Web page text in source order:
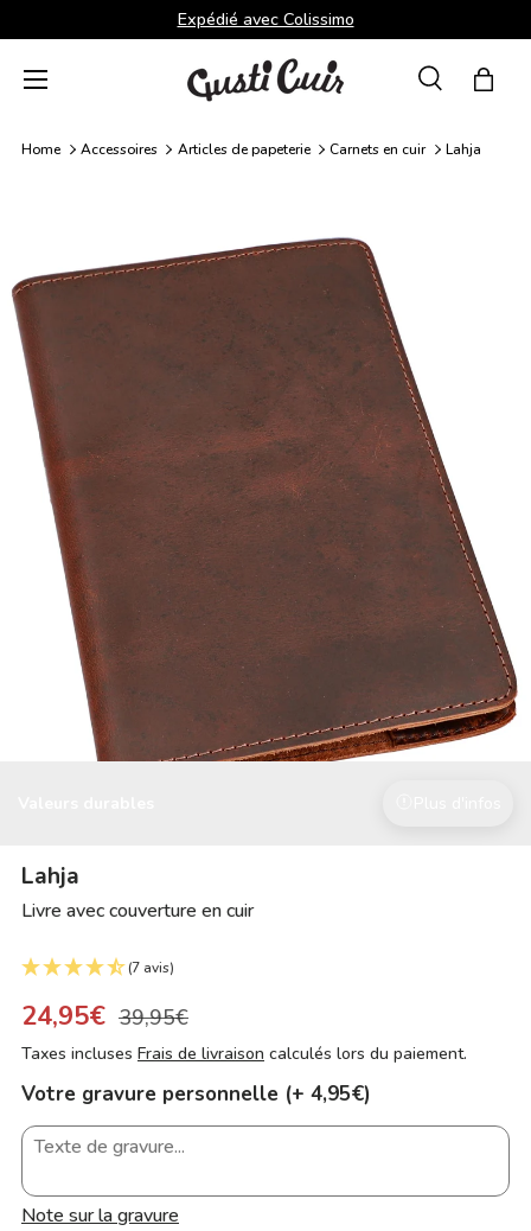
Aller au contenu
Expédié avec Colissimo
Recherche
Menu
Home Accessoires Articles de papeterie Carnets en cuir Lahja
Lahja
Livre avec couverture en cuir
(7 avis)
24,95€ 39,95€
Taxes incluses Frais de livraison calculés lors du paiement.
Votre gravure personnelle (+ 4,95€)
Note sur la gravure